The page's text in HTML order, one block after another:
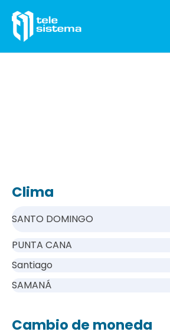
Clima
SANTO DOMINGO
PUNTA CANA
Santiago
SAMANÁ
Cambio de moneda